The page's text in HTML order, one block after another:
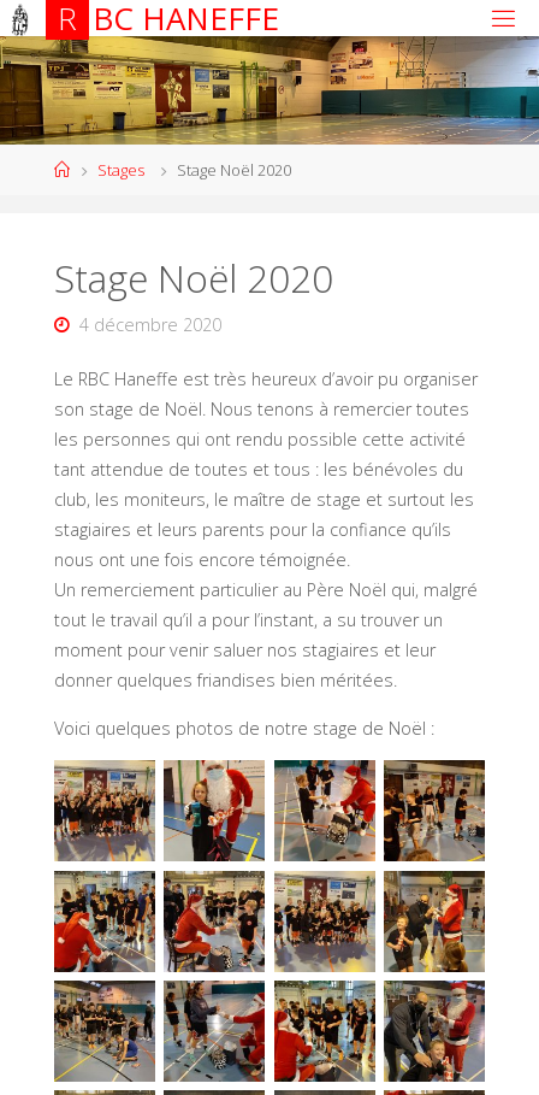
R BC HANEFFE
Stages Stage Noël 2020
Stage Noël 2020
4 décembre 2020
Le RBC Haneffe est très heureux d’avoir pu organiser
son stage de Noël. Nous tenons à remercier toutes
les personnes qui ont rendu possible cette activité
tant attendue de toutes et tous : les bénévoles du
club, les moniteurs, le maître de stage et surtout les
stagiaires et leurs parents pour la confiance qu’ils
nous ont une fois encore témoignée.
Un remerciement particulier au Père Noël qui, malgré
tout le travail qu’il a pour l’instant, a su trouver un
moment pour venir saluer nos stagiaires et leur
donner quelques friandises bien méritées.
Voici quelques photos de notre stage de Noël :